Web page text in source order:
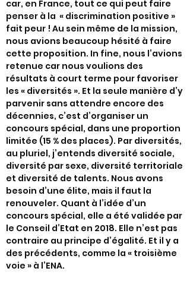
car, en France, tout ce qui peut faire
penser à la « discrimination positive »
fait peur ! Au sein même de la mission,
nous avions beaucoup hésité à faire
cette proposition. In fine, nous l’avions
retenue car nous voulions des
résultats à court terme pour favoriser
les « diversités ». Et la seule manière d’y
parvenir sans attendre encore des
décennies, c’est d’organiser un
concours spécial, dans une proportion
limitée (15 % des places). Par diversités,
au pluriel, j’entends diversité sociale,
diversité par sexe, diversité territoriale
et diversité de talents. Nous avons
besoin d’une élite, mais il faut la
renouveler. Quant à l’idée d’un
concours spécial, elle a été validée par
le Conseil d’Etat en 2018. Elle n’est pas
contraire au principe d’égalité. Et il y a
des précédents, comme la « troisième
voie » à l’ENA.